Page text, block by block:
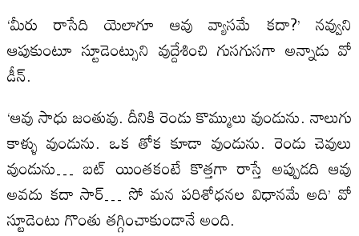
‘మీరు రాసేది యెలాగూ ఆవు వ్యాసమే కదా?’ నవ్వుని
ఆపుకుంటూ స్టూడెంట్సుని వుద్దేశించి గుసగుసగా అన్నాడు వో
డీన్.
‘ఆవు సాధు జంతువు. దీనికి రెండు కొమ్ములు వుండును. నాలుగు
కాళ్ళు వుండును. ఒక తోక కూడా వుండును. రెండు చెవులు
వుండును… బట్ యింతకంటే కొత్తగా రాస్తే అప్పుడది ఆవు
అవదు కదా సార్… సో మన పరిశోధనల విధానమే అది’ వో
స్టూడెంటు గొంతు తగ్గించాకుండానే అంది.